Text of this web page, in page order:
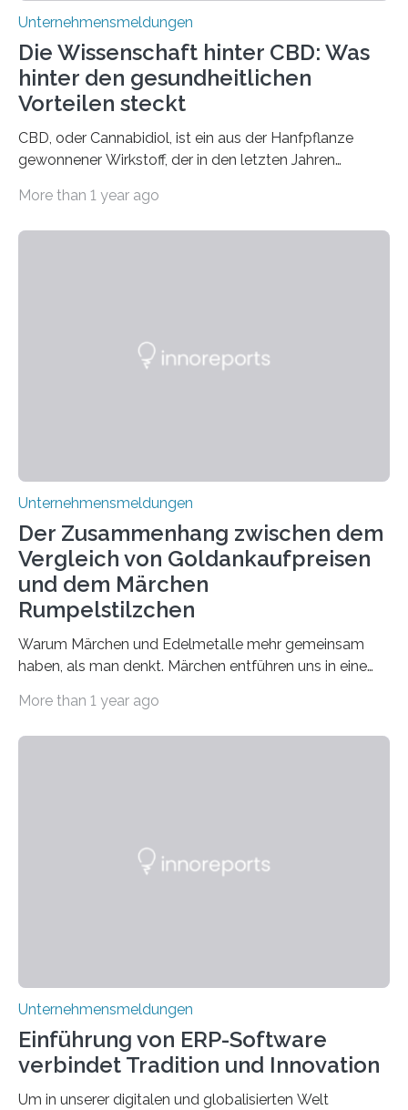
Unternehmensmeldungen
Die Wissenschaft hinter CBD: Was
hinter den gesundheitlichen
Vorteilen steckt
CBD, oder Cannabidiol, ist ein aus der Hanfpflanze
gewonnener Wirkstoff, der in den letzten Jahren
psychoaktive THC (Tetrahydrocannabinol) enthält CBD
Forschung und welche Entwicklungen gibt es auf
More than 1 year ago
Unternehmensmeldungen
Der Zusammenhang zwischen dem
Vergleich von Goldankaufpreisen
und dem Märchen
Rumpelstilzchen
Warum Märchen und Edelmetalle mehr gemeinsam
haben, als man denkt. Märchen entführen uns in eine
Wendungen die Hauptrolle spielen. Doch haben Sie
Goldankauf einige Lehren. In Rumpelstilzchen wird das
More than 1 year ago
Unternehmensmeldungen
Einführung von ERP-Software
verbindet Tradition und Innovation
Um in unserer digitalen und globalisierten Welt